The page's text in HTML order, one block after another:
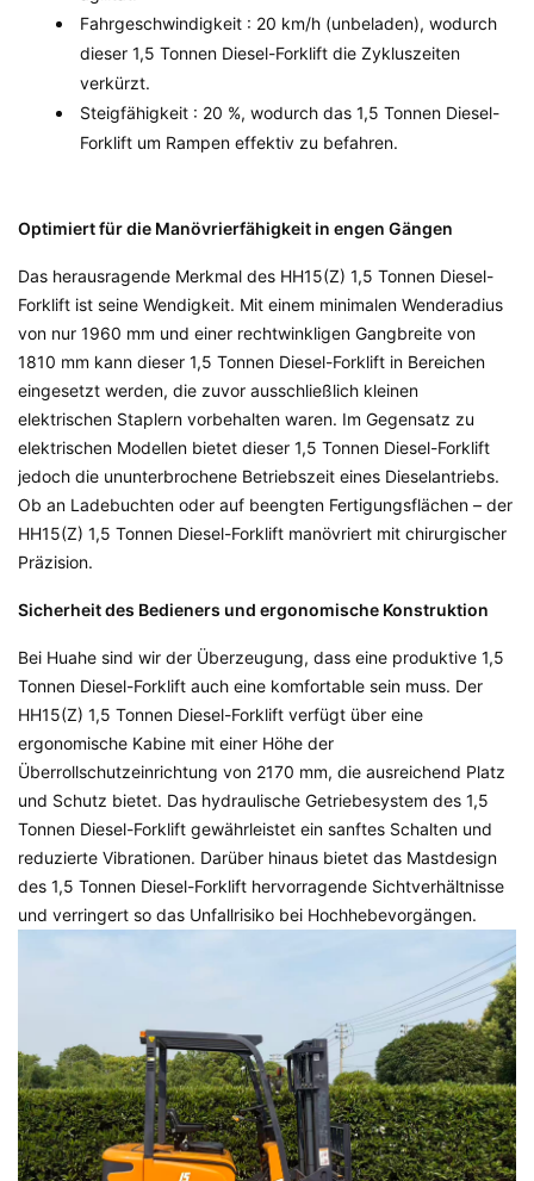
Fahrgeschwindigkeit : 20 km/h (unbeladen), wodurch
dieser 1,5 Tonnen Diesel-Forklift die Zykluszeiten
verkürzt.
Steigfähigkeit : 20 %, wodurch das 1,5 Tonnen Diesel-
Forklift um Rampen effektiv zu befahren.
Optimiert für die Manövrierfähigkeit in engen Gängen
Das herausragende Merkmal des HH15(Z) 1,5 Tonnen Diesel-
Forklift ist seine Wendigkeit. Mit einem minimalen Wenderadius
von nur 1960 mm und einer rechtwinkligen Gangbreite von
1810 mm kann dieser 1,5 Tonnen Diesel-Forklift in Bereichen
eingesetzt werden, die zuvor ausschließlich kleinen
elektrischen Staplern vorbehalten waren. Im Gegensatz zu
elektrischen Modellen bietet dieser 1,5 Tonnen Diesel-Forklift
jedoch die ununterbrochene Betriebszeit eines Dieselantriebs.
Ob an Ladebuchten oder auf beengten Fertigungsflächen – der
HH15(Z) 1,5 Tonnen Diesel-Forklift manövriert mit chirurgischer
Präzision.
Sicherheit des Bedieners und ergonomische Konstruktion
Bei Huahe sind wir der Überzeugung, dass eine produktive 1,5
Tonnen Diesel-Forklift auch eine komfortable sein muss. Der
HH15(Z) 1,5 Tonnen Diesel-Forklift verfügt über eine
ergonomische Kabine mit einer Höhe der
Überrollschutzeinrichtung von 2170 mm, die ausreichend Platz
und Schutz bietet. Das hydraulische Getriebesystem des 1,5
Tonnen Diesel-Forklift gewährleistet ein sanftes Schalten und
reduzierte Vibrationen. Darüber hinaus bietet das Mastdesign
des 1,5 Tonnen Diesel-Forklift hervorragende Sichtverhältnisse
und verringert so das Unfallrisiko bei Hochhebevorgängen.